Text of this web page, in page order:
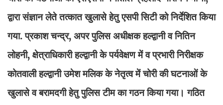
द्वारा संज्ञान लेते तत्कात खुलासे हेतु एसपी सिटी को निर्देशित किया
गया. प्रकाश चन्द्र, अपर पुलिस अधीक्षक हल्द्वानी व नितिन
लोहनी, क्षेत्राधिकारी हल्द्वानी के पर्यवेक्षण में व प्रभारी निरीक्षक
कोतवाली हल्द्वानी उमेश मलिक के नेतृत्व में चोरी की घटनाओं के
खुलासे व बरामदगी हेतु पुलिस टीम का गठन किया गया। गठित